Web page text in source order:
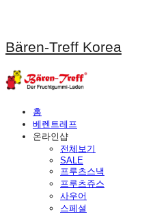
Bären-Treff Korea
홈
베렌트레프
온라인샵
전체보기
SALE
프루츠스낵
프루츠쥬스
사우어
스페셜